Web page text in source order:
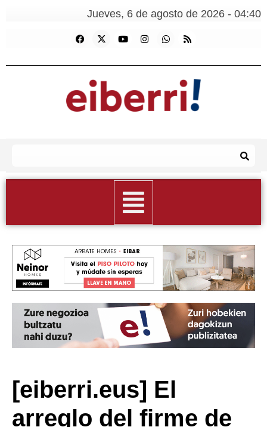
Jueves, 6 de agosto de 2026 - 04:40
[eiberri.eus] El
arreglo del firme de